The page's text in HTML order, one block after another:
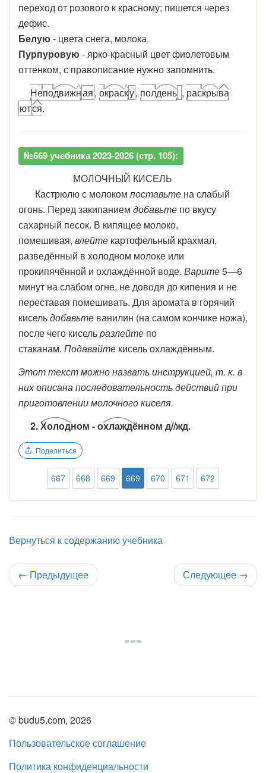
переход от розового к красному; пишется через
дефис.
Белую - цвета снега, молока.
Пурпуровую - ярко-красный цвет фиолетовым
оттенком, с правописание нужно запомнить.
Неподвижная, окраску, полдень , раскрыва
ются.
№669 учебника 2023-2026 (стр. 105):
МОЛОЧНЫЙ КИСЕЛЬ
Кастрюлю с молоком поставьте на слабый
огонь. Перед закипанием добавьте по вкусу
сахарный песок. В кипящее молоко,
помешивая, влейте картофельный крахмал,
разведённый в холодном молоке или
прокипячённой и охлаждённой воде. Варите5—6
минут на слабом огне, не доводя до кипения и не
переставая помешивать. Для аромата в горячий
кисельдобавьте ванилин (на самом кончике ножа),
после чего кисельразлейте по
стаканам. Подавайте кисель охлаждённым.
Этот текст можно назвать инструкцией, т. к. в
них описана последовательность действий при
приготовлении молочного киселя.
2.Холодном - охлаждённом д//жд.
Поделиться
667 668 669 669 670 671 672
Вернуться к содержанию учебника
← Предыдущее Следующее →
© budu5.com, 2026
Пользовательское соглашение
Политика конфиденциальности